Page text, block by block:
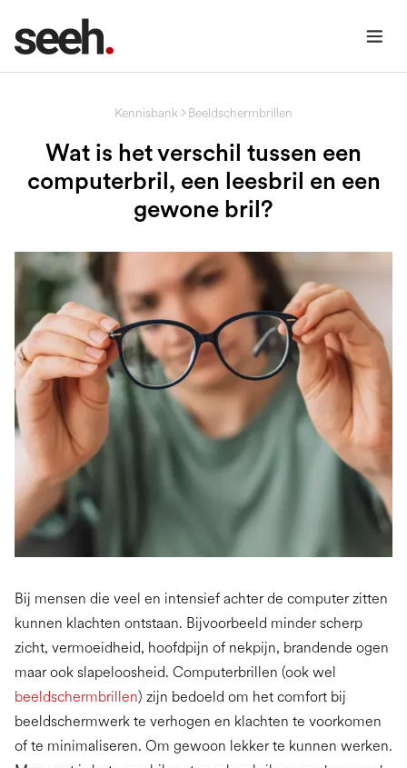
Kennisbank Beeldschermbrillen
Wat is het verschil tussen een
computerbril, een leesbril en een
gewone bril?
Bij mensen die veel en intensief achter de computer zitten
kunnen klachten ontstaan. Bijvoorbeeld minder scherp
zicht, vermoeidheid, hoofdpijn of nekpijn, brandende ogen
maar ook slapeloosheid. Computerbrillen (ook wel
beeldschermbrillen) zijn bedoeld om het comfort bij
beeldschermwerk te verhogen en klachten te voorkomen
of te minimaliseren. Om gewoon lekker te kunnen werken.